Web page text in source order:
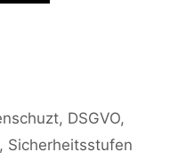
, DSGVO,
, Sicherheitsstufen